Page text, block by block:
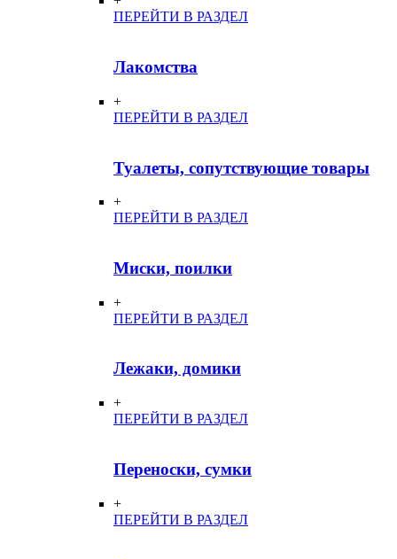
ПЕРЕЙТИ В РАЗДЕЛ
Лакомства
+
ПЕРЕЙТИ В РАЗДЕЛ
Туалеты, сопутствующие товары
+
ПЕРЕЙТИ В РАЗДЕЛ
Миски, поилки
+
ПЕРЕЙТИ В РАЗДЕЛ
Лежаки, домики
+
ПЕРЕЙТИ В РАЗДЕЛ
Переноски, сумки
+
ПЕРЕЙТИ В РАЗДЕЛ